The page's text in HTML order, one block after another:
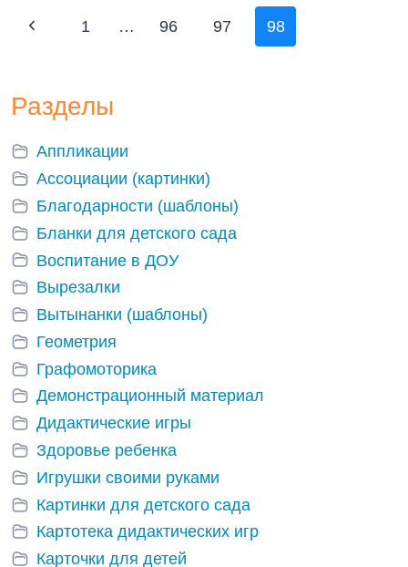
Навигация
Предыдущая
1 … 96 97 98
Разделы
Аппликации
Ассоциации (картинки)
Благодарности (шаблоны)
Бланки для детского сада
Воспитание в ДОУ
Вырезалки
Вытынанки (шаблоны)
Геометрия
Графомоторика
Демонстрационный материал
Дидактические игры
Здоровье ребенка
Игрушки своими руками
Картинки для детского сада
Картотека дидактических игр
Карточки для детей